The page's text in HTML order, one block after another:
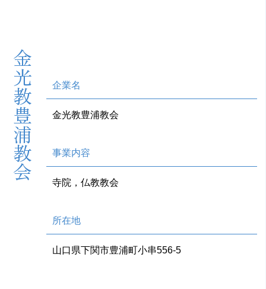
金光教豊浦教会 企業名
金光教豊浦教会
事業内容
寺院，仏教教会
所在地
山口県下関市豊浦町小串556-5